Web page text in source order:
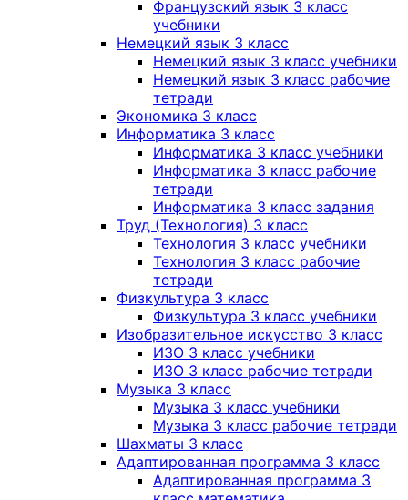
Французский язык 3 класс
учебники
Немецкий язык 3 класс
Немецкий язык 3 класс учебники
Немецкий язык 3 класс рабочие
тетради
Экономика 3 класс
Информатика 3 класс
Информатика 3 класс учебники
Информатика 3 класс рабочие
тетради
Информатика 3 класс задания
Труд (Технология) 3 класс
Технология 3 класс учебники
Технология 3 класс рабочие
тетради
Физкультура 3 класс
Физкультура 3 класс учебники
Изобразительное искусство 3 класс
ИЗО 3 класс учебники
ИЗО 3 класс рабочие тетради
Музыка 3 класс
Музыка 3 класс учебники
Музыка 3 класс рабочие тетради
Шахматы 3 класс
Адаптированная программа 3 класс
Адаптированная программа 3